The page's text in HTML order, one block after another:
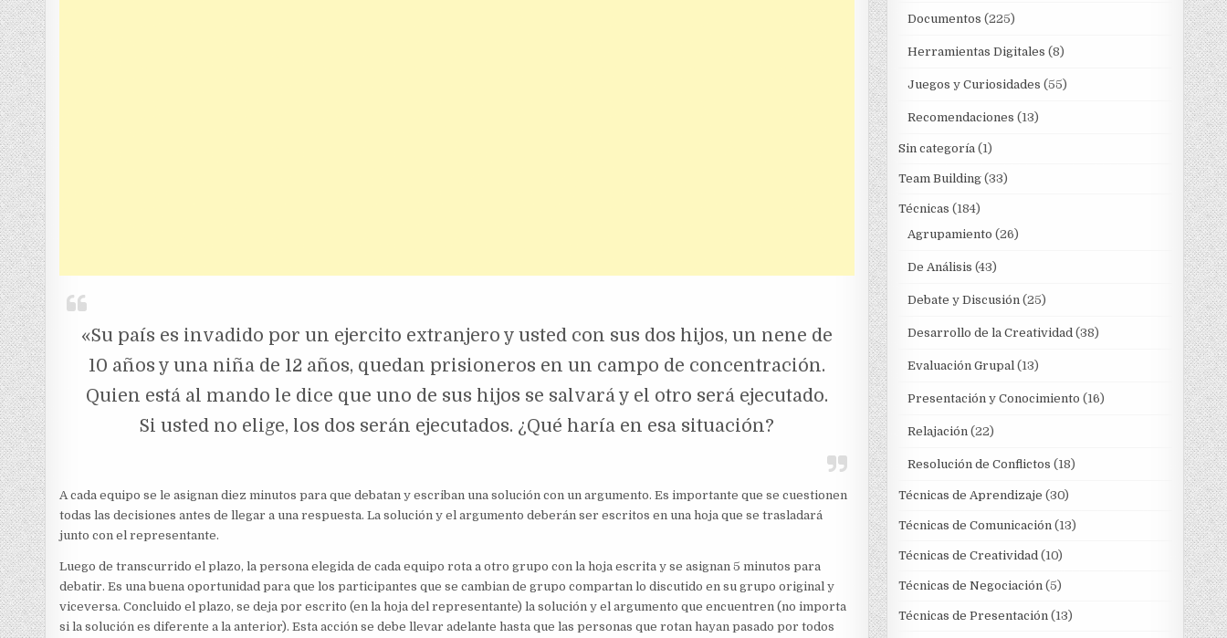
«Su país es invadido por un ejercito extranjero y usted con sus dos hijos, un nene de
10 años y una niña de 12 años, quedan prisioneros en un campo de concentración.
Quien está al mando le dice que uno de sus hijos se salvará y el otro será ejecutado.
Si usted no elige, los dos serán ejecutados. ¿Qué haría en esa situación?
A cada equipo se le asignan diez minutos para que debatan y escriban una solución con un argumento. Es importante que se cuestionen
todas las decisiones antes de llegar a una respuesta. La solución y el argumento deberán ser escritos en una hoja que se trasladará
junto con el representante.
Luego de transcurrido el plazo, la persona elegida de cada equipo rota a otro grupo con la hoja escrita y se asignan 5 minutos para
debatir. Es una buena oportunidad para que los participantes que se cambian de grupo compartan lo discutido en su grupo original y
viceversa. Concluido el plazo, se deja por escrito (en la hoja del representante) la solución y el argumento que encuentren (no importa
si la solución es diferente a la anterior). Esta acción se debe llevar adelante hasta que las personas que rotan hayan pasado por todos
Documentos (225)
Herramientas Digitales (8)
Juegos y Curiosidades (55)
Recomendaciones (13)
Sin categoría(1)
Team Building(33)
Técnicas (184)
Agrupamiento (26)
De Análisis (43)
Debate y Discusión(25)
Desarrollo de la Creatividad(38)
Evaluación Grupal(13)
Presentación y Conocimiento (16)
Relajación(22)
Resolución de Conflictos (18)
Técnicas de Aprendizaje (30)
Técnicas de Comunicación(13)
Técnicas de Creatividad(10)
Técnicas de Negociación(5)
Técnicas de Presentación(13)